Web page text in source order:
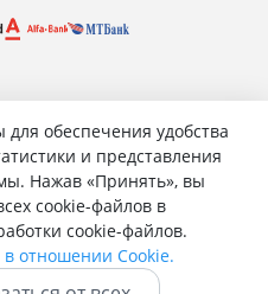
обеспечения удобства
и представления
Нажав «Принять», вы
cookie-файлов в
cookie-файлов.
отношении Cookie.
Работает на 1С-
данных
данных
данных